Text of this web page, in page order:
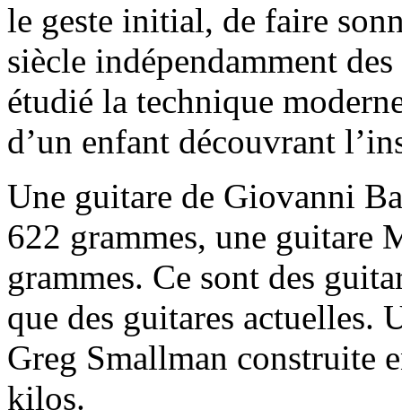
le geste initial, de faire
siècle indépendamment
étudié la technique
d’un enfant découvrant
Une guitare de Giovanni
622 grammes, une guitare
grammes. Ce sont des
que des guitares actuelles.
Greg Smallman construite
kilos.